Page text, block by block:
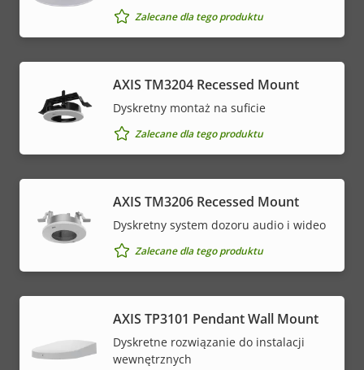
Zalecane dla tego produktu
​AXIS TM3204 Recessed Mount​
Dyskretny montaż na suficie
Zalecane dla tego produktu
AXIS TM3206 Recessed Mount
Dyskretny system dozoru audio i wideo
Zalecane dla tego produktu
AXIS TP3101 Pendant Wall Mount
Dyskretne rozwiązanie do instalacji
wewnętrznych